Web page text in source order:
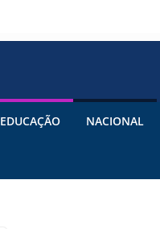
EDUCAÇÃO NACIONAL